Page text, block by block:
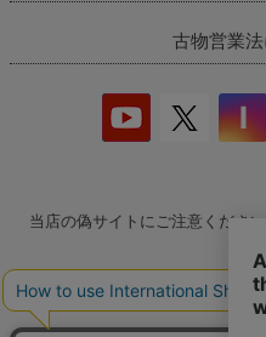
古物営業
当店の偽サイトにご注意ください
商品の無断販売・転売の禁止に